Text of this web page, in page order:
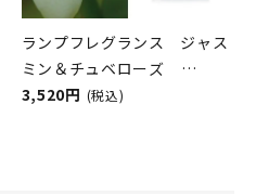
ランプフレグランス ジャス
ミン＆チュベローズ
500ml フレグランスランプ
3,520円 (税込)